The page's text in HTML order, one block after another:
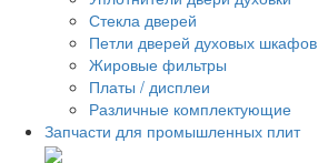
Стекла дверей
Петли дверей духовых шкафов
Жировые фильтры
Платы / дисплеи
Различные комплектующие
Запчасти для промышленных плит